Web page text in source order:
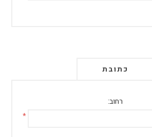
כתובת
רחוב:
*